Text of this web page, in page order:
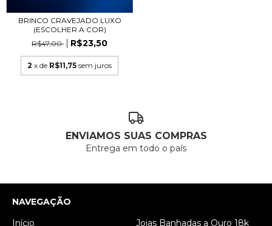
BRINCO CRAVEJADO LUXO
(ESCOLHER A COR)
R$47,00
R$23,50
2 x de R$11,75 sem juros
ENVIAMOS SUAS COMPRAS
Entrega em todo o país
NAVEGAÇÃO
Início
Joias Banhadas a Ouro 18k